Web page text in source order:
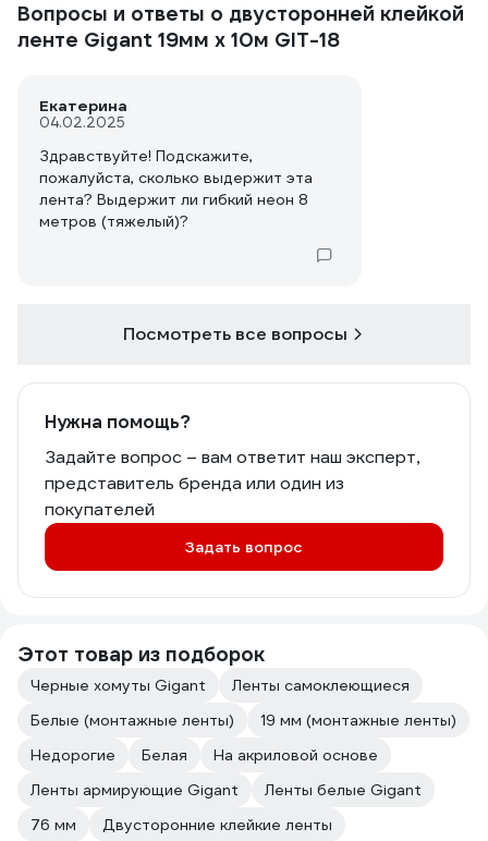
Вопросы и ответы о двусторонней клейкой
ленте Gigant 19мм х 10м GIT-18
Екатерина
04.02.2025
Здравствуйте! Подскажите,
пожалуйста, сколько выдержит эта
лента? Выдержит ли гибкий неон 8
метров (тяжелый)?
Посмотреть все вопросы
Нужна помощь?
Задайте вопрос – вам ответит наш эксперт,
представитель бренда или один из
покупателей
Задать вопрос
Этот товар из подборок
Черные хомуты Gigant
Ленты самоклеющиеся
Белые (монтажные ленты)
19 мм (монтажные ленты)
Недорогие
Белая
На акриловой основе
Ленты армирующие Gigant
Ленты белые Gigant
76 мм
Двусторонние клейкие ленты